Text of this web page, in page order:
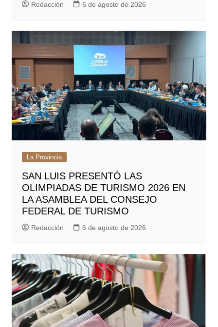
Redacción 6 de agosto de 2026
La Provincia
SAN LUIS PRESENTÓ LAS
OLIMPIADAS DE TURISMO 2026 EN
LA ASAMBLEA DEL CONSEJO
FEDERAL DE TURISMO
Redacción 6 de agosto de 2026